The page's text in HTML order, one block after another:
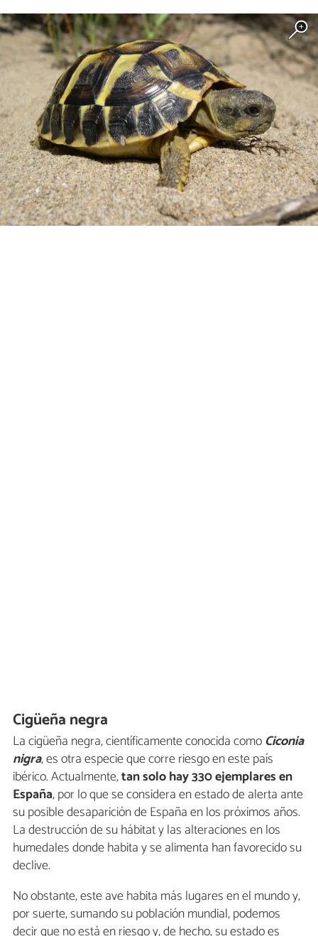
Cigüeña negra
La cigüeña negra, científicamente conocida como Ciconia
nigra, es otra especie que corre riesgo en este país
ibérico. Actualmente,tan solo hay 330 ejemplares en
España, por lo que se considera en estado de alerta ante
su posible desaparición de España en los próximos años.
La destrucción de su hábitat y las alteraciones en los
humedales donde habita y se alimenta han favorecido su
declive.
No obstante, este ave habita más lugares en el mundo y,
por suerte, sumando su población mundial, podemos
decir que no está en riesgo y, de hecho, su estado es